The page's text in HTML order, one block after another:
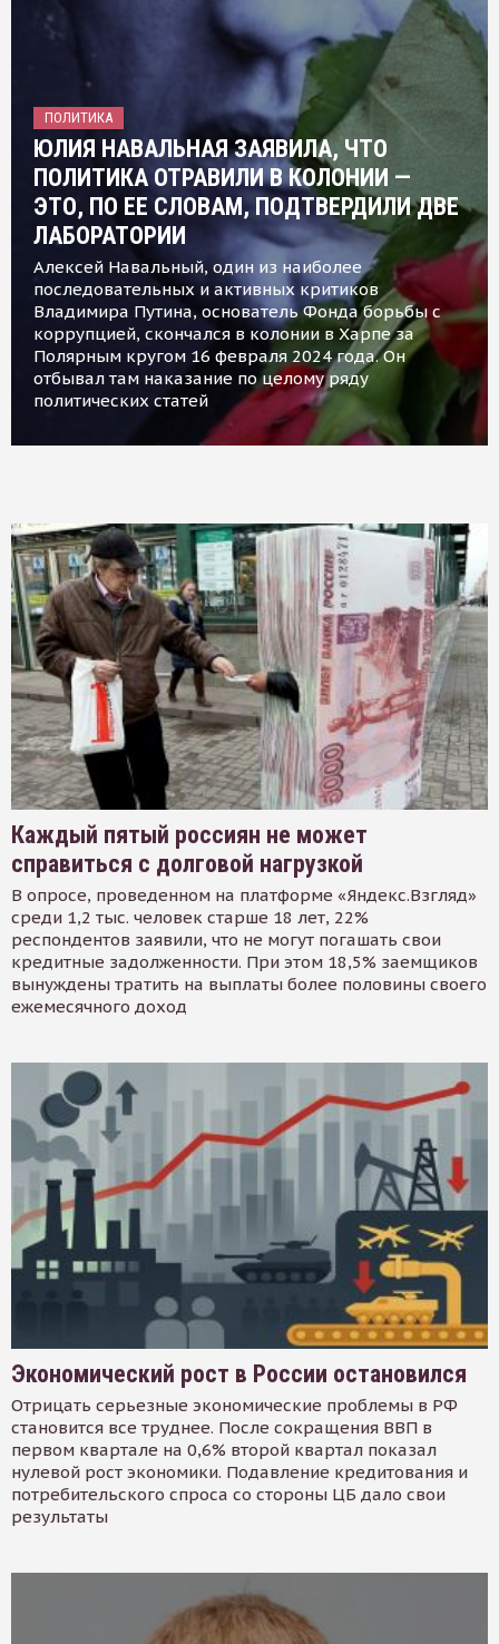
ПОЛИТИКА
ЮЛИЯ НАВАЛЬНАЯ ЗАЯВИЛА, ЧТО
ПОЛИТИКА ОТРАВИЛИ В КОЛОНИИ —
ЭТО, ПО ЕЕ СЛОВАМ, ПОДТВЕРДИЛИ ДВЕ
ЛАБОРАТОРИИ
Алексей Навальный, один из наиболее
последовательных и активных критиков
Владимира Путина, основатель Фонда борьбы с
коррупцией, скончался в колонии в Харпе за
Полярным кругом 16 февраля 2024 года. Он
отбывал там наказание по целому ряду
политических статей
Каждый пятый россиян не может
справиться с долговой нагрузкой
В опросе, проведенном на платформе «Яндекс.Взгляд»
среди 1,2 тыс. человек старше 18 лет, 22%
респондентов заявили, что не могут погашать свои
кредитные задолженности. При этом 18,5% заемщиков
вынуждены тратить на выплаты более половины своего
ежемесячного доход
Экономический рост в России остановился
Отрицать серьезные экономические проблемы в РФ
становится все труднее. После сокращения ВВП в
первом квартале на 0,6% второй квартал показал
нулевой рост экономики. Подавление кредитования и
потребительского спроса со стороны ЦБ дало свои
результаты